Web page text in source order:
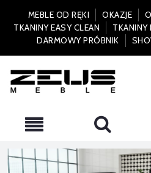
MEBLE OD RĘKI OKAZJE
TKANINY EASY CLEAN
TKANINY
DARMOWY PRÓBNIK